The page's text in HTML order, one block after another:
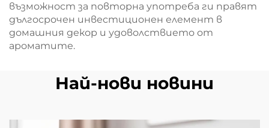
възможност за повторна употреба ги правят
дългосрочен инвестиционен елемент в
домашния декор и удоволствието от
ароматите.
Най-нови новини